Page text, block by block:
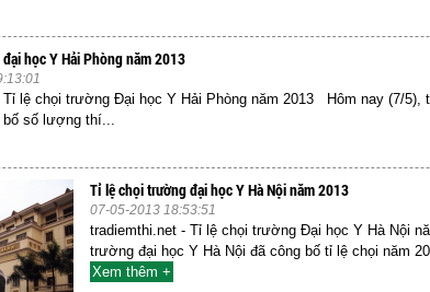
học Y Hải Phòng năm 2013
Tỉ lệ chọi trường Đại học Y Hải Phòng năm 2013 Hôm nay (7/5),
bố số lượng thí...
Tỉ lệ chọi trường đại học Y Hà Nội năm 2013
07-05-2013 18:53:51
tradiemthi.net - Tỉ lệ chọi trường Đại học Y Hà Nội
trường đại học Y Hà Nội đã công bố tỉ lệ chọi năm
Xem thêm +